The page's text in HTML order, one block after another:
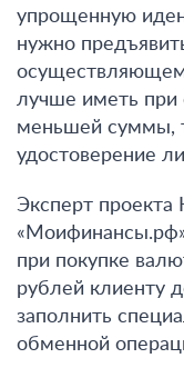
упрощенную
нужно
лучше иметь при
меньшей суммы,
удостоверение
Эксперт
при покупке
рублей клиенту
заполнить
обменной